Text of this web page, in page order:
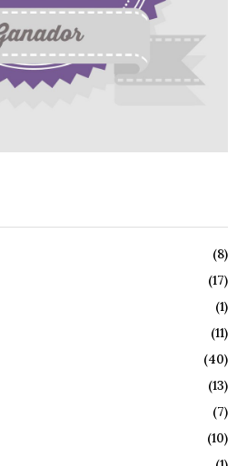
(8)
(17)
(1)
(11)
(40)
(13)
(7)
(10)